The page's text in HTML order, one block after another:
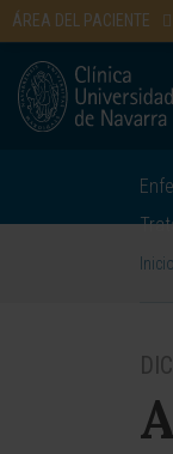
ÁREA DEL PACIENTE
Inicio